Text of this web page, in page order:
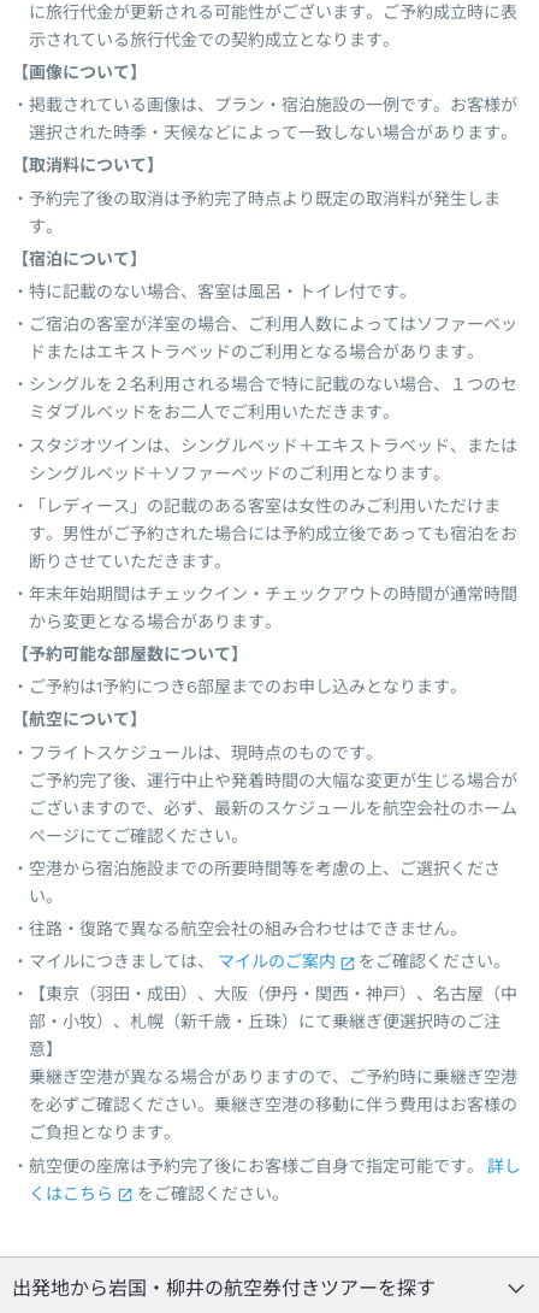
に旅行代金が更新される可能性がございます。ご予約成立時に表
示されている旅行代金での契約成立となります。
【画像について】
掲載されている画像は、プラン・宿泊施設の一例です。お客様が
選択された時季・天候などによって一致しない場合があります。
【取消料について】
予約完了後の取消は予約完了時点より既定の取消料が発生しま
す。
【宿泊について】
特に記載のない場合、客室は風呂・トイレ付です。
ご宿泊の客室が洋室の場合、ご利用人数によってはソファーベッ
ドまたはエキストラベッドのご利用となる場合があります。
シングルを２名利用される場合で特に記載のない場合、１つのセ
ミダブルベッドをお二人でご利用いただきます。
スタジオツインは、シングルベッド＋エキストラベッド、または
シングルベッド＋ソファーベッドのご利用となります。
「レディース」の記載のある客室は女性のみご利用いただけま
す。男性がご予約された場合には予約成立後であっても宿泊をお
断りさせていただきます。
年末年始期間はチェックイン・チェックアウトの時間が通常時間
から変更となる場合があります。
【予約可能な部屋数について】
ご予約は1予約につき6部屋までのお申し込みとなります。
【航空について】
フライトスケジュールは、現時点のものです。
ご予約完了後、運行中止や発着時間の大幅な変更が生じる場合が
ございますので、必ず、最新のスケジュールを航空会社のホーム
ページにてご確認ください。
空港から宿泊施設までの所要時間等を考慮の上、ご選択くださ
い。
往路・復路で異なる航空会社の組み合わせはできません。
マイルにつきましては、
マイルのご案内
をご確認ください。
【東京（羽田・成田）、大阪（伊丹・関西・神戸）、名古屋（中
部・小牧）、札幌（新千歳・丘珠）にて乗継ぎ便選択時のご注
意】
乗継ぎ空港が異なる場合がありますので、ご予約時に乗継ぎ空港
を必ずご確認ください。乗継ぎ空港の移動に伴う費用はお客様の
ご負担となります。
航空便の座席は予約完了後にお客様ご自身で指定可能です。
詳し
くはこちら
をご確認ください。
出発地から岩国・柳井の航空券付きツアーを探す